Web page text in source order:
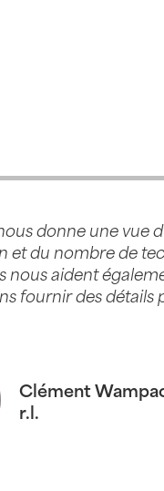
donne une vue
et du nombre de
nous aident
fournir des détails
Clément
r.l.